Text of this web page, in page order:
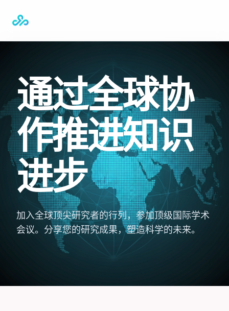
通过全球协
作推进知识
进步
加入全球顶尖研究者的行列，参加顶级国际学术
会议。分享您的研究成果，塑造科学的未来。